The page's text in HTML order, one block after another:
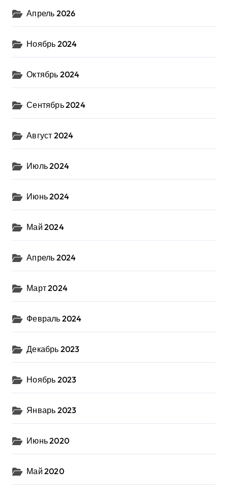
Апрель 2026
Ноябрь 2024
Октябрь 2024
Сентябрь 2024
Август 2024
Июль 2024
Июнь 2024
Май 2024
Апрель 2024
Март 2024
Февраль 2024
Декабрь 2023
Ноябрь 2023
Январь 2023
Июнь 2020
Май 2020